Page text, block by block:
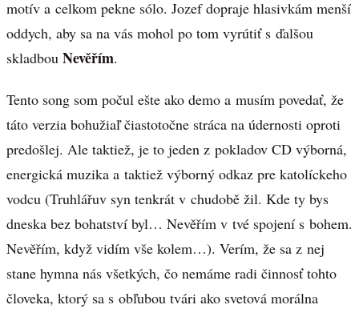
motív a celkom pekne sólo. Jozef dopraje hlasivkám menší
oddych, aby sa na vás mohol po tom vyrútiť s ďalšou
skladbou Nevěřím.
Tento song som počul ešte ako demo a musím povedať, že
táto verzia bohužiaľ čiastotočne stráca na údernosti oproti
predošlej. Ale taktiež, je to jeden z pokladov CD výborná,
energická muzika a taktiež výborný odkaz pre katolíckeho
vodcu (Truhlářuv syn tenkrát v chudobě žil. Kde ty bys
dneska bez bohatství byl… Nevěřím v tvé spojení s bohem.
Nevěřím, když vidím vše kolem…). Verím, že sa z nej
stane hymna nás všetkých, čo nemáme radi činnosť tohto
človeka, ktorý sa s obľubou tvári ako svetová morálna